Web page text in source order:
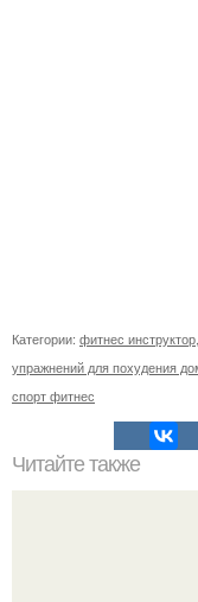
Категории: фитнес инструктор
упражнений для похудения
спорт фитнес
Читайте также